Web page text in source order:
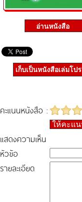
เก็บเป็นหนังสือเล่มโป
คะแนนหนังสือ :
ให้คะแ
แสดงความเห็น
หัวข้อ
รายละเอียด